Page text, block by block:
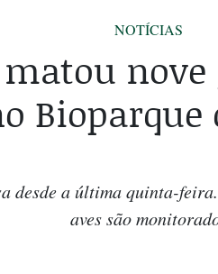
NOTÍCIAS
nove
Bioparque
desde a última quinta-
aves são